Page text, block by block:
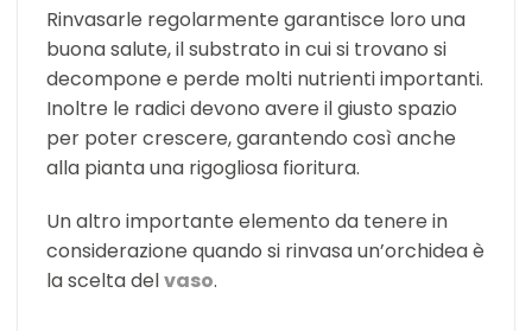
Rinvasarle regolarmente garantisce loro una
buona salute, il substrato in cui si trovano si
decompone e perde molti nutrienti importanti.
Inoltre le radici devono avere il giusto spazio
per poter crescere, garantendo così anche
alla pianta una rigogliosa fioritura.
Un altro importante elemento da tenere in
considerazione quando si rinvasa un’orchidea è
la scelta delvaso.